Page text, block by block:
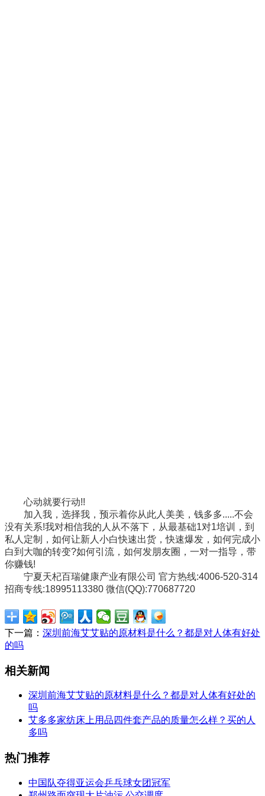
心动就要行动!!
加入我，选择我，预示着你从此人美美，钱多多.....不会
没有关系!我对相信我的人从不落下，从最基础1对1培训，到
私人定制，如何让新人小白快速出货，快速爆发，如何完成小
白到大咖的转变?如何引流，如何发朋友圈，一对一指导，带
你赚钱!
宁夏天杞百瑞健康产业有限公司 官方热线:4006-520-314
招商专线:18995113380 微信(QQ):770687720
下一篇： 深圳前海艾艾贴的原材料是什么？都是对人体有好处
的吗
相关新闻
深圳前海艾艾贴的原材料是什么？都是对人体有好处的
吗
艾多多家纺床上用品四件套产品的质量怎么样？买的人
多吗
热门推荐
中国队夺得亚运会乒乓球女团冠军